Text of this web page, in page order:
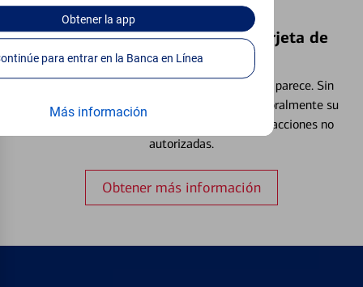
Obtenerla app
Continúe para entrar en la Banca en Línea
Más información
Bloquear y Desbloquear una Tarjeta de
Débito⁴
Extraviar una tarjeta es más común de lo que parece. Sin
embargo, puede bloquear y desbloquear temporalmente su
tarjeta de débito para ayudar a prevenir transacciones no
autorizadas.
Obtener más información